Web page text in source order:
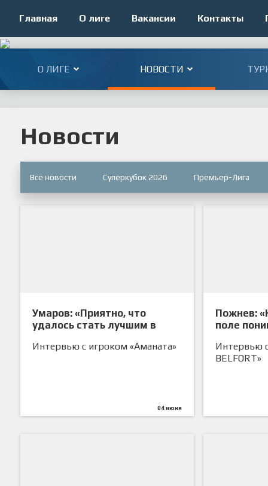
Главная О лиге Вакансии Контакты
О ЛИГЕ НОВОСТИ
Новости
Все новости Суперкубок 2026 Премьер-Лига
Умаров: «Приятно, что
удалось стать лучшим в
Интервью с игроком «Аманата»
04 июня
Пожнев:
поле
Интервью
BELFORT»